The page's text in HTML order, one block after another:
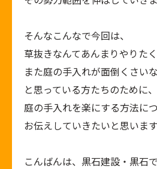
そんなこんなで今回は、
草抜きなんてあんまりやりたく
また庭の手入れが面倒くさい
と思っている方たちのために、
庭の手入れを楽にする方法に
お伝えしていきたいと思います
こんばんは、黒石建設・黒石で